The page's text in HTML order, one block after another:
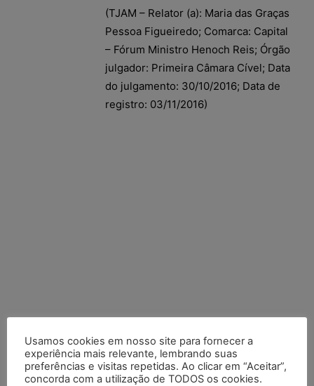
(TJAM – Relator (a): Maria das Graças
Pessoa Figueiredo; Comarca: Capital
– Fórum Ministro Henoch Reis; Órgão
julgador: Primeira Câmara Cível; Data
do julgamento: 30/10/2016; Data de
registro: 03/11/2016)
Posts Recentes
Usamos cookies em nosso site para fornecer a
experiência mais relevante, lembrando suas
preferências e visitas repetidas. Ao clicar em “Aceitar”,
concorda com a utilização de TODOS os cookies.